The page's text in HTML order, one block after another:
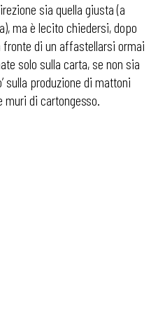
sia quella giusta (a
ma è lecito chiedersi, dopo
di un affastellarsi ormai
solo sulla carta, se non sia
sulla produzione di mattoni
muri di cartongesso.